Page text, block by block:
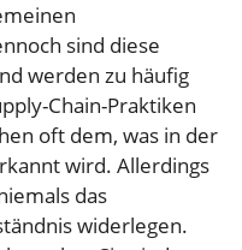
sind diese
werden zu häufig
Chain-Praktiken
oft dem, was in der
wird. Allerdings
das
widerlegen.